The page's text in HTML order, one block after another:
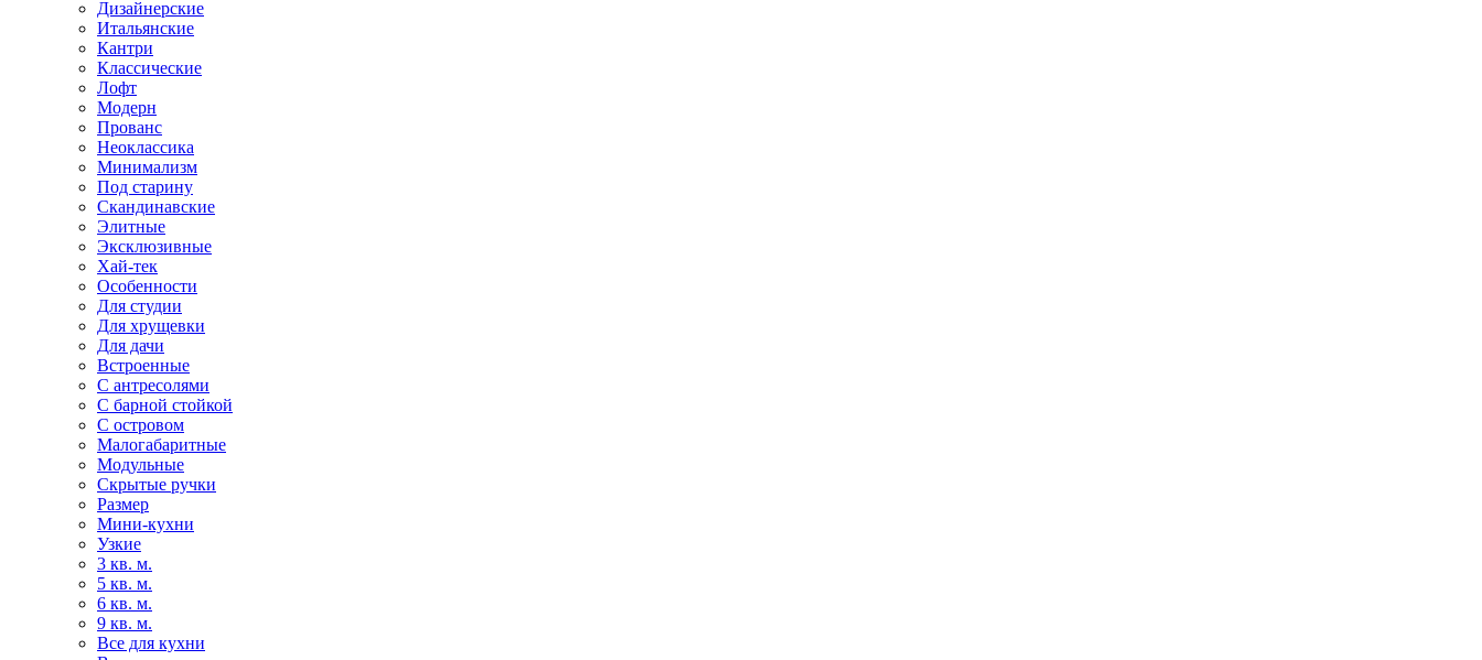
Дизайнерские
Итальянские
Кантри
Классические
Лофт
Модерн
Прованс
Неоклассика
Минимализм
Под старину
Скандинавские
Элитные
Эксклюзивные
Хай-тек
Особенности
Для студии
Для хрущевки
Для дачи
Встроенные
С антресолями
С барной стойкой
С островом
Малогабаритные
Модульные
Скрытые ручки
Размер
Мини-кухни
Узкие
3 кв. м.
5 кв. м.
6 кв. м.
9 кв. м.
Все для кухни